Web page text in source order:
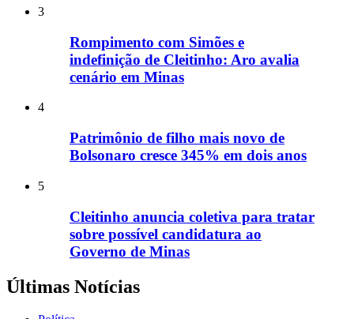
3
Rompimento com Simões e
indefinição de Cleitinho: Aro avalia
cenário em Minas
4
Patrimônio de filho mais novo de
Bolsonaro cresce 345% em dois anos
5
Cleitinho anuncia coletiva para tratar
sobre possível candidatura ao
Governo de Minas
Últimas Notícias